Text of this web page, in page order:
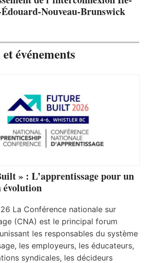
Nouveau-Brunswick
événements
» : L’apprentissage pour un
évolution
La Conférence nationale sur
(CNA) est le principal forum
les responsables du système
les employeurs, les éducateurs,
syndicales, les décideurs